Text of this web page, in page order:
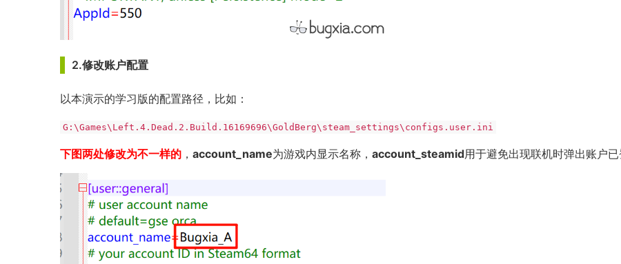
2.修改账户配置
以本演示的学习版的配置路径，比如：
G:\Games\Left.4.Dead.2.Build.16169696\GoldBerg\steam_settings\configs.user.ini
下图两处修改为不一样的 ， account_name为游戏内显示名称， account_steamid用于避免出现联机时弹出账户